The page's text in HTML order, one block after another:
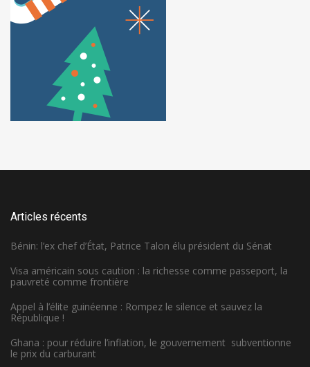
Articles récents
Bénin: l’ex chef d’État, Patrice Talon élu président du Sénat
Visa américain sous caution : la richesse comme passeport, la
pauvreté comme frontière
Appel à l’élite guinéenne : Rompez le silence et sauvez la
République !
Ghana : pour réduire l’inflation, le gouvernement subventionne
le prix du carburant